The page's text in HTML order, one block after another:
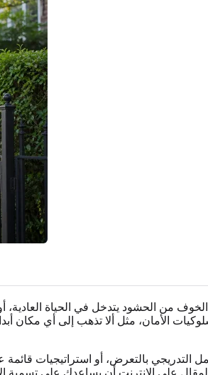
الحشود يتدخل في الحياة العادية، أو
الأمان، مثل ألا تذهب إلى أي
بالتعرض، أو استراتيجيات